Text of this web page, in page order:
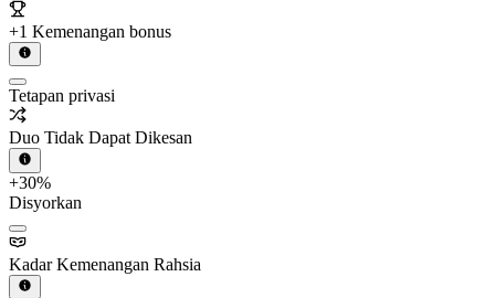
+1 Kemenangan bonus
Tetapan privasi
Duo Tidak Dapat Dikesan
+30%
Disyorkan
Kadar Kemenangan Rahsia